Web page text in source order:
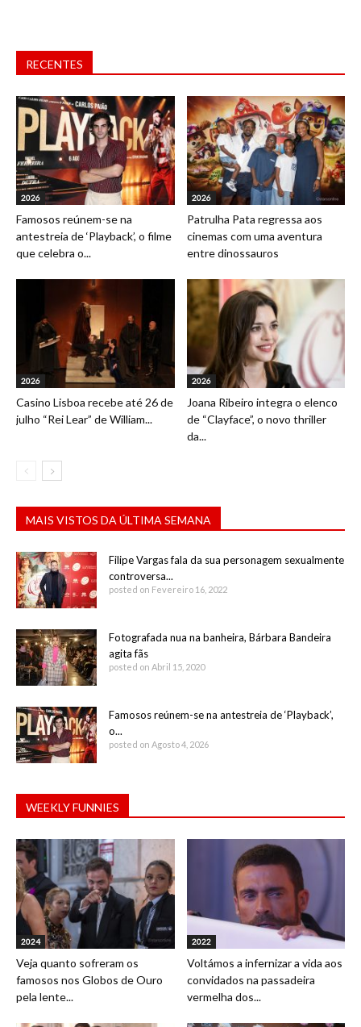
RECENTES
2026
Famosos reúnem-se na
antestreia de ‘Playback’, o filme
que celebra o...
2026
Patrulha Pata regressa aos
cinemas com uma aventura
entre dinossauros
2026
Casino Lisboa recebe até 26 de
julho “Rei Lear” de William...
2026
Joana Ribeiro integra o elenco
de “Clayface”, o novo thriller
da...
MAIS VISTOS DA ÚLTIMA SEMANA
Filipe Vargas fala da sua personagem sexualmente
controversa...
posted on Fevereiro 16, 2022
Fotografada nua na banheira, Bárbara Bandeira
agita fãs
posted on Abril 15, 2020
Famosos reúnem-se na antestreia de ‘Playback’,
o...
posted on Agosto 4, 2026
WEEKLY FUNNIES
2024
Veja quanto sofreram os
famosos nos Globos de Ouro
pela lente...
2022
Voltámos a infernizar a vida aos
convidados na passadeira
vermelha dos...